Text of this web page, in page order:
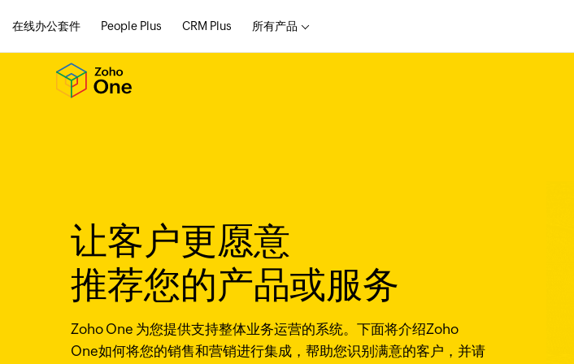
在线办公套件 People Plus CRM Plus 所有产品
让客户更愿意
推荐您的产品或服务
Zoho One 为您提供支持整体业务运营的系统。下面将介绍Zoho
One如何将您的销售和营销进行集成，帮助您识别满意的客户，并请